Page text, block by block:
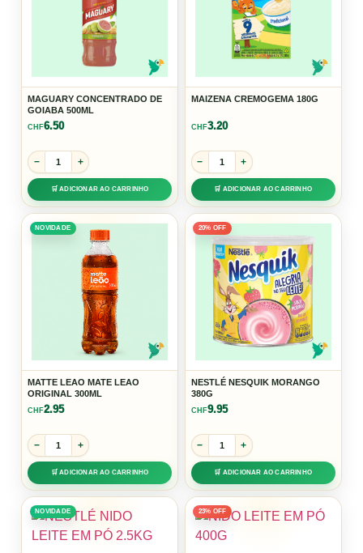
MAGUARY CONCENTRADO DE
GOIABA 500ML
CHF6.50
− +
🛒 ADICIONAR AO CARRINHO
MAIZENA CREMOGEMA 180G
CHF3.20
− +
🛒 ADICIONAR AO CARRINHO
NOVIDADE
MATTE LEAO MATE LEAO
ORIGINAL 300ML
CHF2.95
− +
🛒 ADICIONAR AO CARRINHO
20% OFF
NESTLÉ NESQUIK MORANGO
380G
CHF9.95
− +
🛒 ADICIONAR AO CARRINHO
NOVIDADE 23% OFF